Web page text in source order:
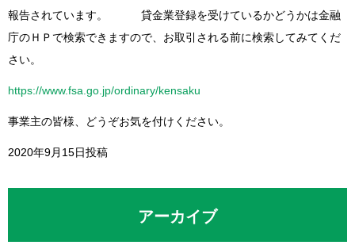
報告されています。 貸金業登録を受けているかどうかは金融
庁のＨＰで検索できますので、お取引される前に検索してみてくだ
さい。
https://www.fsa.go.jp/ordinary/kensaku
事業主の皆様、どうぞお気を付けください。
2020年9月15日投稿
アーカイブ